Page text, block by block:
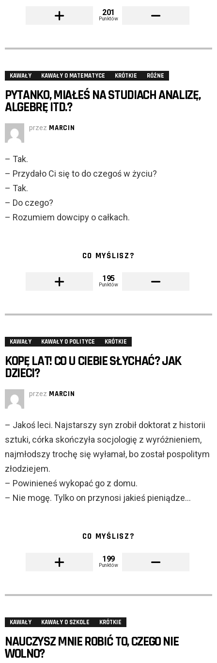
201
Punktów
KAWAŁY KAWAŁY O MATEMATYCE KRÓTKIE RÓŻNE
PYTANKO, MIAŁEŚ NA STUDIACH ANALIZĘ,
ALGEBRĘ ITD.?
przez MARCIN
– Tak.
– Przydało Ci się to do czegoś w życiu?
– Tak.
– Do czego?
– Rozumiem dowcipy o całkach.
CO MYŚLISZ?
195
Punktów
KAWAŁY KAWAŁY O POLITYCE KRÓTKIE
KOPĘ LAT! CO U CIEBIE SŁYCHAĆ? JAK
DZIECI?
przez MARCIN
– Jakoś leci. Najstarszy syn zrobił doktorat z historii
sztuki, córka skończyła socjologię z wyróżnieniem,
najmłodszy trochę się wyłamał, bo został pospolitym
złodziejem.
– Powinieneś wykopać go z domu.
– Nie mogę. Tylko on przynosi jakieś pieniądze…
CO MYŚLISZ?
199
Punktów
KAWAŁY KAWAŁY O SZKOLE KRÓTKIE
NAUCZYSZ MNIE ROBIĆ TO, CZEGO NIE
WOLNO?